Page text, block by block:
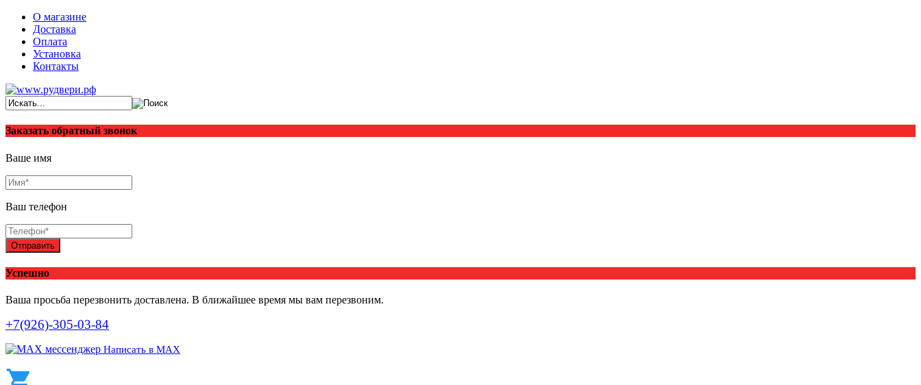
О магазине
Доставка
Оплата
Установка
Контакты
Заказать обратный звонок
Ваше имя
Ваш телефон
Отправить
Успешно
Ваша просьба перезвонить доставлена. В ближайшее время мы вам перезвоним.
+7(926)-305-03-84
Написать в МАХ